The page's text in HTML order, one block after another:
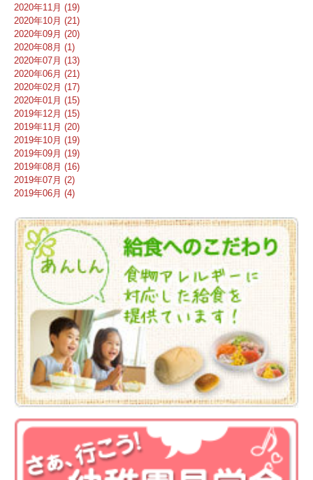
2020年11月 (19)
2020年10月 (21)
2020年09月 (20)
2020年08月 (1)
2020年07月 (13)
2020年06月 (21)
2020年02月 (17)
2020年01月 (15)
2019年12月 (15)
2019年11月 (20)
2019年10月 (19)
2019年09月 (19)
2019年08月 (16)
2019年07月 (2)
2019年06月 (4)